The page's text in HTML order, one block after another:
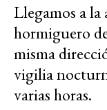
Llegamos a
hormiguero
misma
vigilia
varias horas.